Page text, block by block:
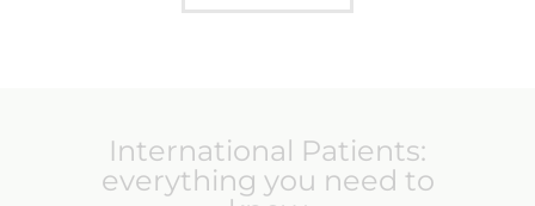
International Patients:
everything you need to